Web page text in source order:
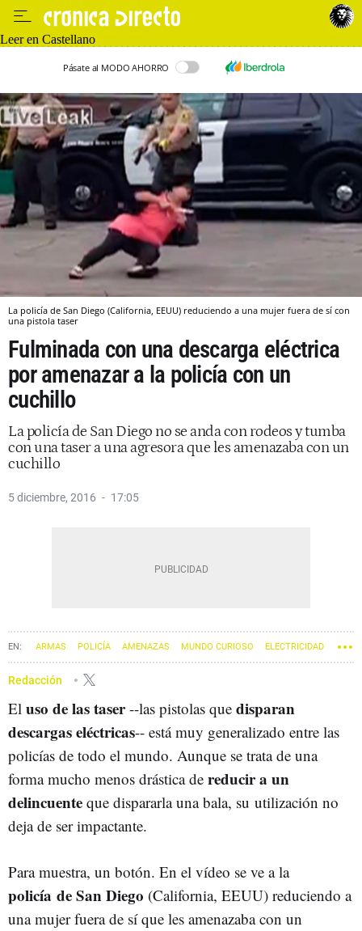
Leer en Castellano
Pásate al MODO AHORRO
La policía de San Diego (California, EEUU) reduciendo a una mujer fuera de sí con
una pistola taser
Fulminada con una descarga eléctrica
por amenazar a la policía con un
cuchillo
La policía de San Diego no se anda con rodeos y tumba
con una taser a una agresora que les amenazaba con un
cuchillo
5 diciembre, 2016 17:05
ARMAS POLICÍA AMENAZAS MUNDO CURIOSO ELECTRICIDAD
TASER
Redacción
El uso de las taser--las pistolas que disparan
descargas eléctricas-- está muy generalizado entre las
policías de todo el mundo. Aunque se trata de una
forma mucho menos drástica de reducir a un
delincuente que dispararla una bala, su utilización no
deja de ser impactante.
Para muestra, un botón. En el vídeo se ve a la
policía de San Diego (California, EEUU) reduciendo a
una mujer fuera de sí que les amenazaba con un